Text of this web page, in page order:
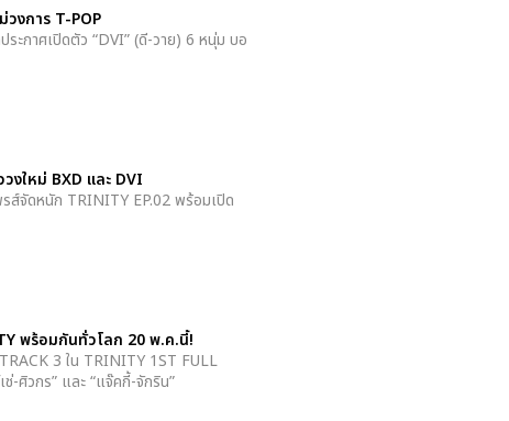
งการ T-POP
ะกาศเปิดตัว “DVI” (ดี-วาย) 6 หนุ่ม บอ
งใหม่ BXD และ DVI
ส์จัดหนัก TRINITY EP.02 พร้อมเปิด
พร้อมกันทั่วโลก 20 พ.ค.นี้!
3 ใน TRINITY 1ST FULL
-ศิวกร” และ “แจ๊คกี้-จักริน”